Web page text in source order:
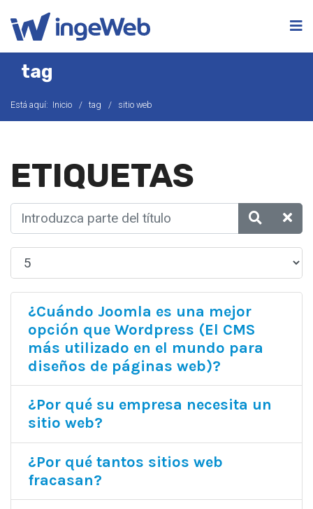
tag
Está aquí: Inicio tag sitio web
ETIQUETAS
¿Cuándo Joomla es una mejor
opción que Wordpress (El CMS
más utilizado en el mundo para
diseños de páginas web)?
¿Por qué su empresa necesita un
sitio web?
¿Por qué tantos sitios web
fracasan?